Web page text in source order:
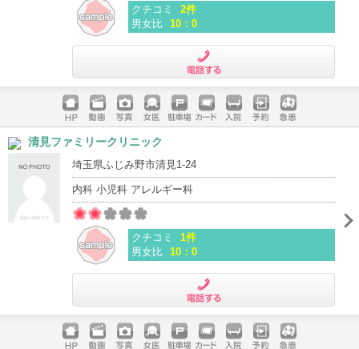
クチコミ
2件
男女比
10：0
ホームペ
ージ
動画 写真 女医 駐車場
クレジッ
入院 予約 急患
清見ファミリークリニック
埼玉県ふじみ野市清見1-24
内科 小児科 アレルギー科
クチコミ
1件
男女比
10：0